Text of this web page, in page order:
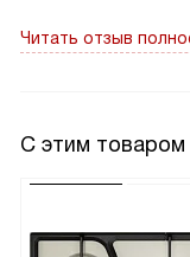
Читать отзыв
С этим